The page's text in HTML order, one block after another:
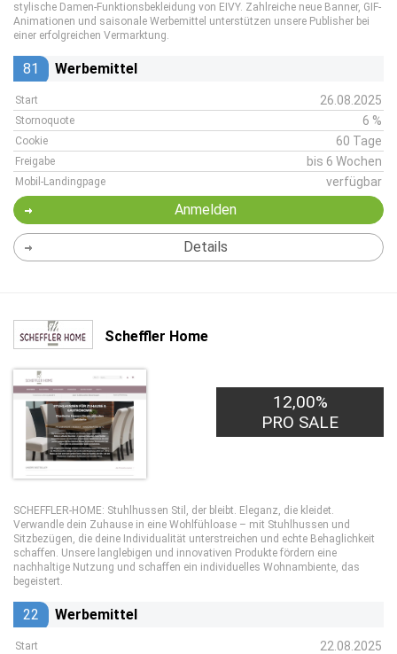
stylische Damen-Funktionsbekleidung von EIVY. Zahlreiche neue Banner, GIF-
Animationen und saisonale Werbemittel unterstützen unsere Publisher bei
einer erfolgreichen Vermarktung.
81 Werbemittel
Start 26.08.2025
Stornoquote 6 %
Cookie 60 Tage
Freigabe bis 6 Wochen
Mobil-Landingpage verfügbar
Anmelden
Details
Scheffler Home
12,00%
PRO SALE
SCHEFFLER-HOME: Stuhlhussen Stil, der bleibt. Eleganz, die kleidet.
Verwandle dein Zuhause in eine Wohlfühloase – mit Stuhlhussen und
Sitzbezügen, die deine Individualität unterstreichen und echte Behaglichkeit
schaffen. Unsere langlebigen und innovativen Produkte fördern eine
nachhaltige Nutzung und schaffen ein individuelles Wohnambiente, das
begeistert.
22 Werbemittel
Start 22.08.2025